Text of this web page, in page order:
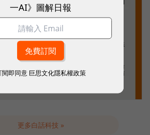
更多白話科技 »
一AI》圖解日報
閱即同意 巨思文化隱私權政策